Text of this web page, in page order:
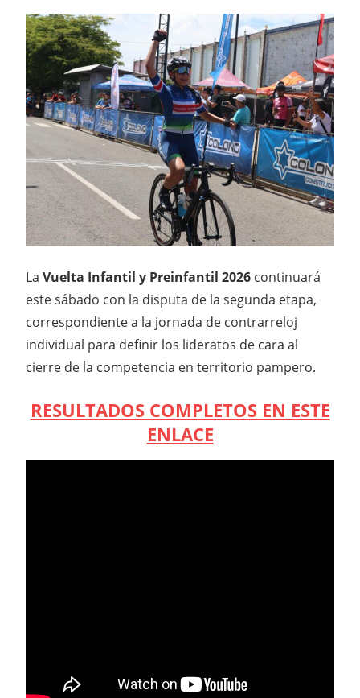
La Vuelta Infantil y Preinfantil 2026 continuará
este sábado con la disputa de la segunda etapa,
correspondiente a la jornada de contrarreloj
individual para definir los lideratos de cara al
cierre de la competencia en territorio pampero.
RESULTADOS COMPLETOS EN ESTE
ENLACE